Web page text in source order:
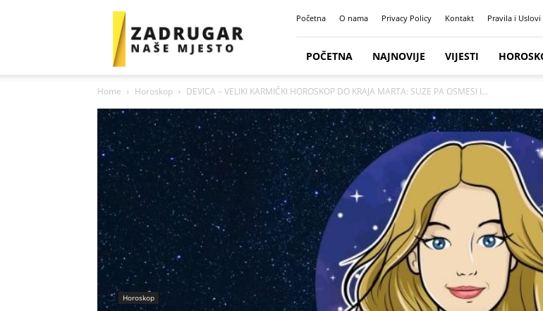
Zadrugar
Početna O nama Privacy Policy Kontakt Pravila i
POČETNA NAJNOVIJE VIJESTI
Home Horoskop DEVICA – VELIKI KARMIČKI HOROSKOP DO KRAJA MARTA: SUZE PA OSMESI I...
Horoskop